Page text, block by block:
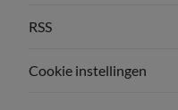
RSS
Cookie instellingen